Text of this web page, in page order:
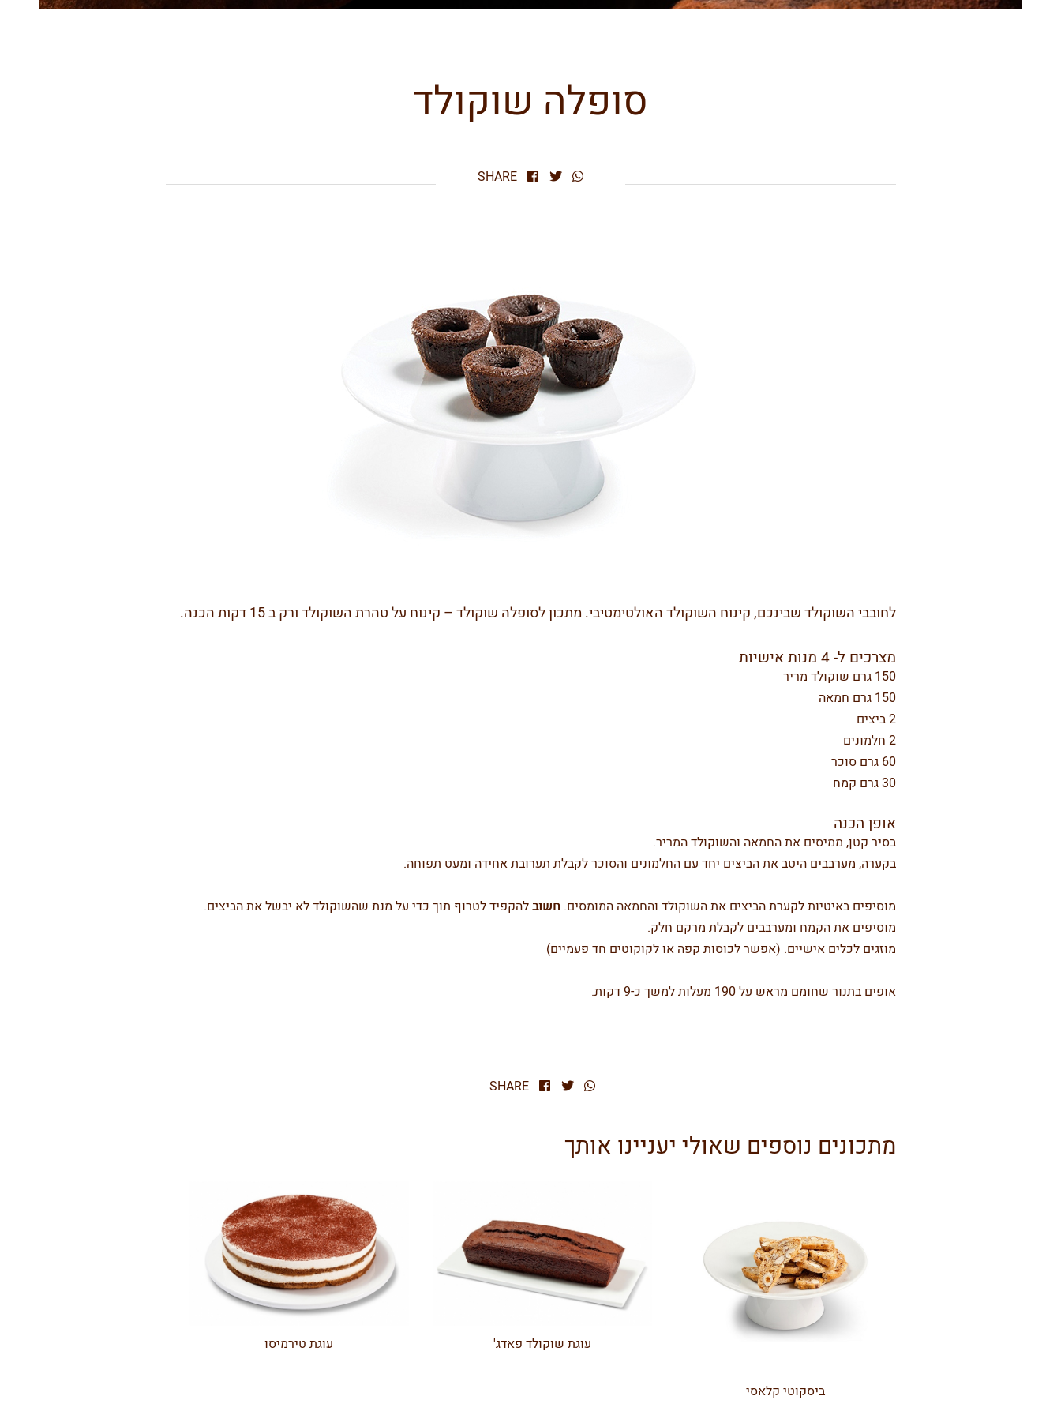
סופלה שוקולד
SHARE
לחובבי השוקולד שבינכם, קינוח השוקולד האולטימטיבי. מתכון לסופלה שוקולד – קינוח על טהרת השוקולד ורק ב 15 דקות הכנה.
מצרכים ל- 4 מנות אישיות
150 גרם שוקולד מריר
150 גרם חמאה
2 ביצים
2 חלמונים
60 גרם סוכר
30 גרם קמח
אופן הכנה
בסיר קטן, ממיסים את החמאה והשוקולד המריר.
בקערה, מערבבים היטב את הביצים יחד עם החלמונים והסוכר לקבלת תערובת אחידה ומעט תפוחה.
מוסיפים באיטיות לקערת הביצים את השוקולד והחמאה המומסים.חשובלהקפיד לטרוף תוך כדי על מנת שהשוקולד לא יבשל את הביצים.
מוסיפים את הקמח ומערבבים לקבלת מרקם חלק.
מוזגים לכלים אישיים. (אפשר לכוסות קפה או לקוקוטים חד פעמיים)
אופים בתנור שחומם מראש על 190 מעלות למשך כ-9 דקות.
SHARE
מתכונים נוספים שאולי יעניינו אותך
עוגת טירמיסו עוגת שוקולד פאדג'
ביסקוטי קלאסי